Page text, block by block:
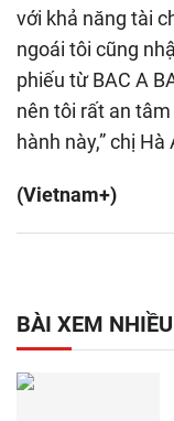
với khả năng tài
ngoái tôi cũng
phiếu từ BAC A
nên tôi rất an
hành này,” chị
(Vietnam+)
BÀI XEM NHIỀU